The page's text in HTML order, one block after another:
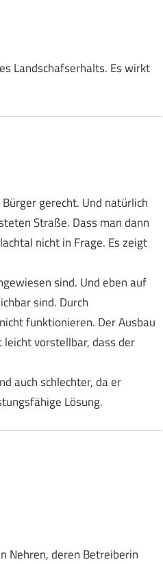
Landschafserhalts. Es wirkt
gerecht. Und natürlich
Straße. Dass man dann
nicht in Frage. Es zeigt
sind. Und eben auf
sind. Durch
funktionieren. Der Ausbau
vorstellbar, dass der
auch schlechter, da er
Lösung.
Nehren, deren Betreiberin